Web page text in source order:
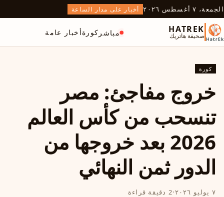
الجمعة، ٧ أغسطس ٢٠٢٦ أخبار على مدار الساعة
HATREK
صحيفة هاتريك مباشر كورةأخبار عامة
كورة
خروج مفاجئ: مصر
تنسحب من كأس العالم
2026 بعد خروجها من
الدور ثمن النهائي
٧ يوليو ٢٠٢٦ ·2 دقيقة قراءة